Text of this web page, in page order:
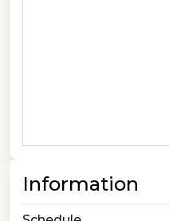
Information